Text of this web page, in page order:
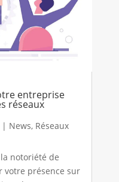
entreprise
réseaux
| News, Réseaux
notoriété de
votre présence sur